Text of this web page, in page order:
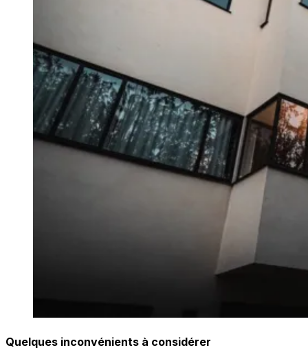
Quelques inconvénients à considérer